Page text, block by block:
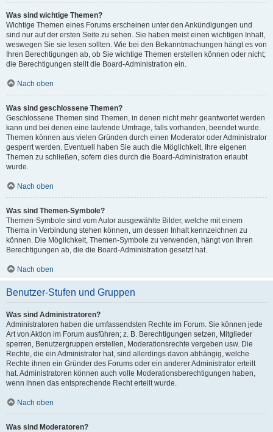
Was sind wichtige Themen?
Wichtige Themen eines Forums erscheinen unter den Ankündigungen und
sind nur auf der ersten Seite zu sehen. Sie haben meist einen wichtigen Inhalt,
weswegen Sie sie lesen sollten. Wie bei den Bekanntmachungen hängt es von
Ihren Berechtigungen ab, ob Sie wichtige Themen erstellen können oder nicht;
die Berechtigungen stellt die Board-Administration ein.
Nach oben
Was sind geschlossene Themen?
Geschlossene Themen sind Themen, in denen nicht mehr geantwortet werden
kann und bei denen eine laufende Umfrage, falls vorhanden, beendet wurde.
Themen können aus vielen Gründen durch einen Moderator oder Administrator
gesperrt werden. Eventuell haben Sie auch die Möglichkeit, Ihre eigenen
Themen zu schließen, sofern dies durch die Board-Administration erlaubt
wurde.
Nach oben
Was sind Themen-Symbole?
Themen-Symbole sind vom Autor ausgewählte Bilder, welche mit einem
Thema in Verbindung stehen können, um dessen Inhalt kennzeichnen zu
können. Die Möglichkeit, Themen-Symbole zu verwenden, hängt von Ihren
Berechtigungen ab, die die Board-Administration gesetzt hat.
Nach oben
Benutzer-Stufen und Gruppen
Was sind Administratoren?
Administratoren haben die umfassendsten Rechte im Forum. Sie können jede
Art von Aktion im Forum ausführen; z. B. Berechtigungen setzen, Mitglieder
sperren, Benutzergruppen erstellen, Moderationsrechte vergeben usw. Die
Rechte, die ein Administrator hat, sind allerdings davon abhängig, welche
Rechte ihnen ein Gründer des Forums oder ein anderer Administrator erteilt
hat. Administratoren können auch volle Moderationsberechtigungen haben,
wenn ihnen das entsprechende Recht erteilt wurde.
Nach oben
Was sind Moderatoren?